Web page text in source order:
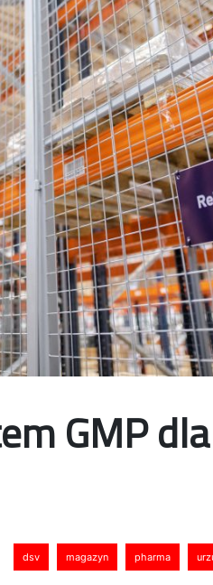
GMP
dsv magazyn pharma